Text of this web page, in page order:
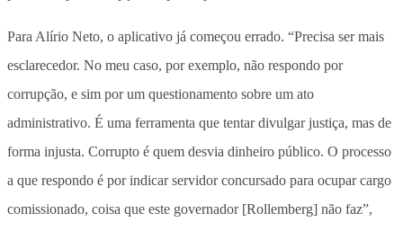
Para Alírio Neto, o aplicativo já começou errado. “Precisa ser mais
esclarecedor. No meu caso, por exemplo, não respondo por
corrupção, e sim por um questionamento sobre um ato
administrativo. É uma ferramenta que tentar divulgar justiça, mas de
forma injusta. Corrupto é quem desvia dinheiro público. O processo
a que respondo é por indicar servidor concursado para ocupar cargo
comissionado, coisa que este governador [Rollemberg] não faz”,